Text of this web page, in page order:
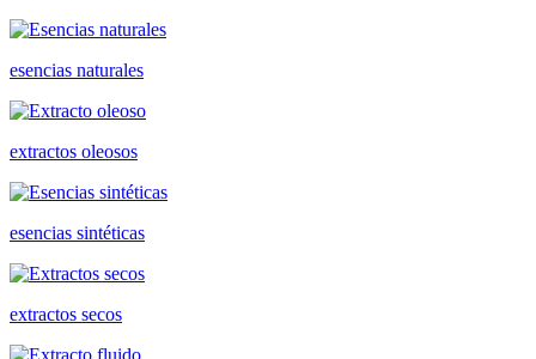
esencias naturales
extractos oleosos
esencias sintéticas
extractos secos